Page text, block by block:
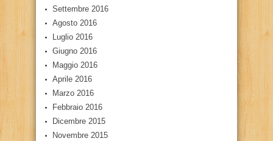
Settembre 2016
Agosto 2016
Luglio 2016
Giugno 2016
Maggio 2016
Aprile 2016
Marzo 2016
Febbraio 2016
Dicembre 2015
Novembre 2015